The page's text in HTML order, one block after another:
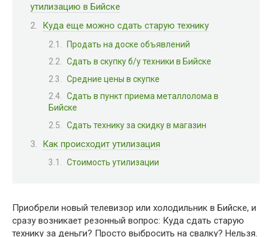
утилизацию в Бийске
Куда еще можно сдать старую технику
Продать на доске объявлений
Сдать в скупку б/у техники в Бийске
Средние цены в скупке
Сдать в пункт приема металлолома в
Бийске
Сдать технику за скидку в магазин
Как происходит утилизация
Стоимость утилизации
Приобрели новый телевизор или холодильник в Бийске, и
сразу возникает резонный вопрос: Куда сдать старую
технику за деньги? Просто выбросить на свалку? Нельзя.